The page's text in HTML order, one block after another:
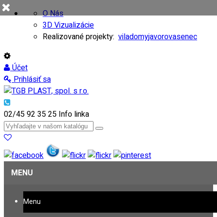
O Nás
3D Vizualizácie
Realizované projekty: viladomyjavorovasenec
Účet
Prihlásiť sa
02/45 92 35 25 Info linka
MENU
Menu